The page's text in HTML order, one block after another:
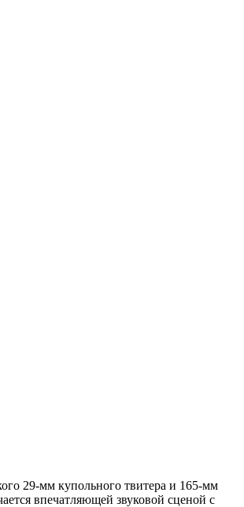
29-мм купольного твитера и 165-мм
впечатляющей звуковой сценой с